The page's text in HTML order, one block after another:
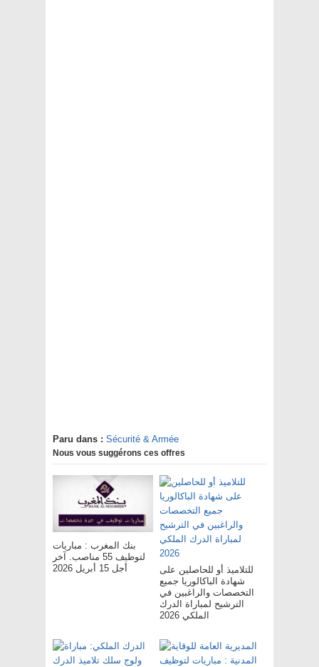
Paru dans : Sécurité & Armée
Nous vous suggérons ces offres
بنك المغرب : مباريات
لتوظيف 55 مناصب. آخر
أجل 15 أبريل 2026
للتلاميذ أو للحاصلين على
شهادة الباكالوريا جميع
التخصصات والراغبين في
الترشيح لمباراة الدرك
الملكي 2026